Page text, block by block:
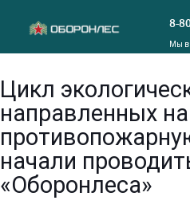
8-
Мы в
Цикл
направленных на
начали
«Оборонлеса»